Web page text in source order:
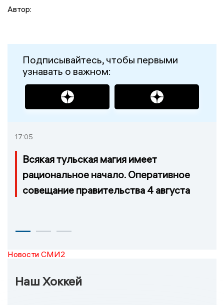
Автор:
Подписывайтесь, чтобы первыми
узнавать о важном:
17:05
Всякая тульская магия имеет
рациональное начало. Оперативное
совещание правительства 4 августа
Новости СМИ2
Наш Хоккей